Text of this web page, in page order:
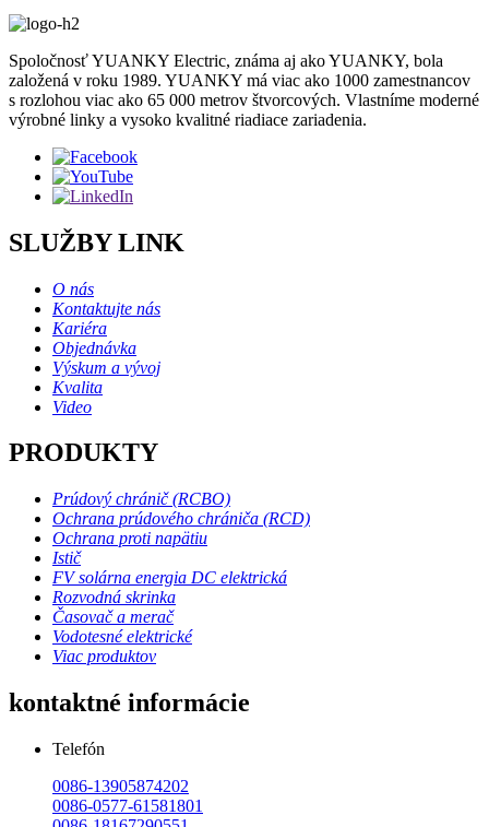
Spoločnosť YUANKY Electric, známa aj ako YUANKY, bola
založená v roku 1989. YUANKY má viac ako 1000 zamestnancov
s rozlohou viac ako 65 000 metrov štvorcových. Vlastníme moderné
výrobné linky a vysoko kvalitné riadiace zariadenia.
SLUŽBY LINK
O nás
Kontaktujte nás
Kariéra
Objednávka
Výskum a vývoj
Kvalita
Video
PRODUKTY
Prúdový chránič (RCBO)
Ochrana prúdového chrániča (RCD)
Ochrana proti napätiu
Istič
FV solárna energia DC elektrická
Rozvodná skrinka
Časovač a merač
Vodotesné elektrické
Viac produktov
kontaktné informácie
Telefón
0086-13905874202
0086-0577-61581801